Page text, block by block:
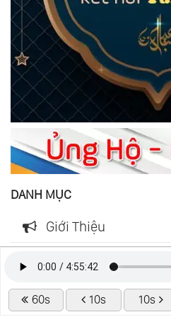
60s 10s 10s
DANH MỤC
Giới Thiệu
Tìm Kiếm Nâng Cao
Review Sách